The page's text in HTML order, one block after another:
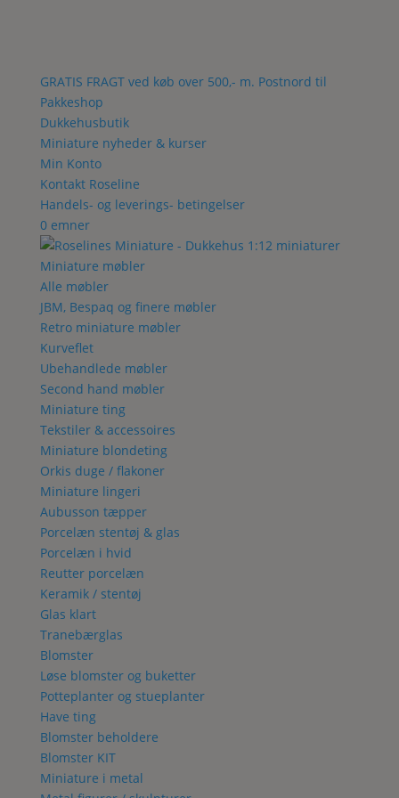
GRATIS FRAGT ved køb over 500,- m. Postnord til
Pakkeshop
Dukkehusbutik
Miniature nyheder & kurser
Min Konto
Kontakt Roseline
Handels- og leverings- betingelser
0 emner
Miniature møbler
Alle møbler
JBM, Bespaq og finere møbler
Retro miniature møbler
Kurveflet
Ubehandlede møbler
Second hand møbler
Miniature ting
Tekstiler & accessoires
Miniature blondeting
Orkis duge / flakoner
Miniature lingeri
Aubusson tæpper
Porcelæn stentøj & glas
Porcelæn i hvid
Reutter porcelæn
Keramik / stentøj
Glas klart
Tranebærglas
Blomster
Løse blomster og buketter
Potteplanter og stueplanter
Have ting
Blomster beholdere
Blomster KIT
Miniature i metal